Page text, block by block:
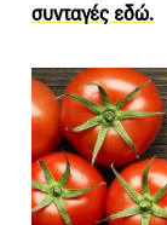
συνταγές εδώ.